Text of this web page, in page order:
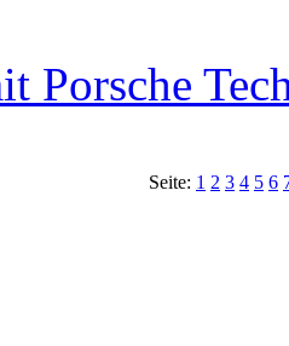
Porsche
Seite: 1 2 3 4 5 6